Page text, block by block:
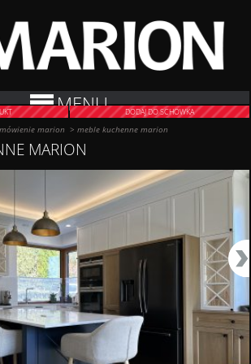
MENU DODAJ DO SCHOWKA
marion >meble kuchenne marion
MARION